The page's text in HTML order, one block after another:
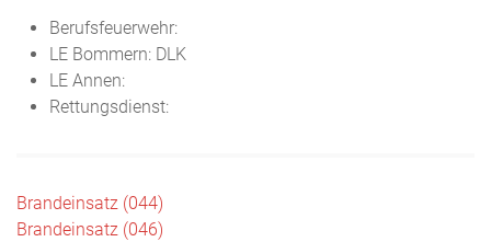
Berufsfeuerwehr:
LE Bommern: DLK
LE Annen:
Rettungsdienst:
Beitragsnavigation
Brandeinsatz (044)
Brandeinsatz (046)